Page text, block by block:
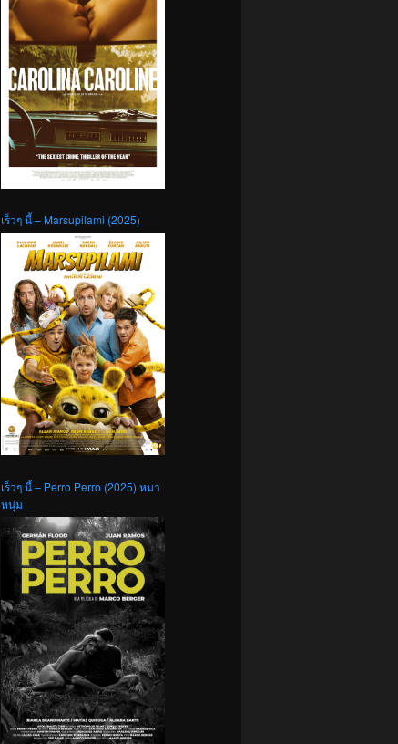
เร็วๆ นี้ – Marsupilami (2025)
เร็วๆ นี้ – Perro Perro (2025) หมา
หนุ่ม